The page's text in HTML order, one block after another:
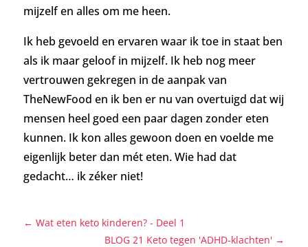
mijzelf en alles om me heen.
Ik heb gevoeld en ervaren waar ik toe in staat ben
als ik maar geloof in mijzelf. Ik heb nog meer
vertrouwen gekregen in de aanpak van
TheNewFood en ik ben er nu van overtuigd dat wij
mensen heel goed een paar dagen zonder eten
kunnen. Ik kon alles gewoon doen en voelde me
eigenlijk beter dan mét eten. Wie had dat
gedacht… ik zéker niet!
←Wat eten keto kinderen? - Deel 1
BLOG 21 Keto tegen 'ADHD-klachten'→